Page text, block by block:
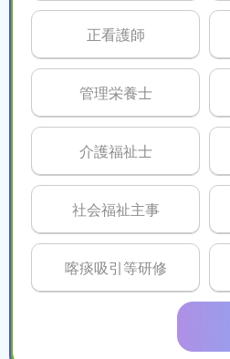
正看護師
管理栄養士
介護福祉士
社会福祉主事
喀痰吸引等研修